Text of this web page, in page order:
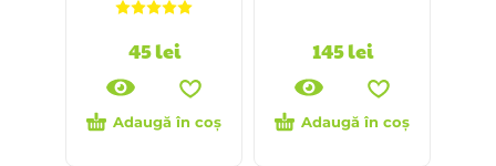
45lei
Adaugă în coș
145lei
Adaugă în coș